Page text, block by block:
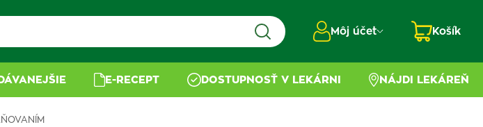
Môj účet Košík
E-RECEPT DOSTUPNOSŤ V LEKÁRNI NÁJDI LEKÁREŇ